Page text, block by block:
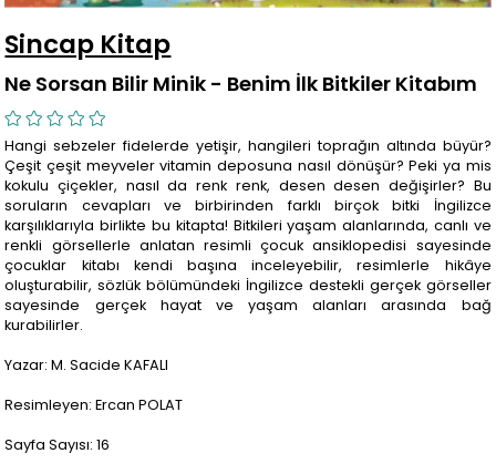
Sincap Kitap
Ne Sorsan Bilir Minik - Benim İlk Bitkiler Kitabım
Hangi sebzeler fidelerde yetişir, hangileri toprağın altında büyür?
Çeşit çeşit meyveler vitamin deposuna nasıl dönüşür? Peki ya mis
kokulu çiçekler, nasıl da renk renk, desen desen değişirler? Bu
soruların cevapları ve birbirinden farklı birçok bitki İngilizce
karşılıklarıyla birlikte bu kitapta! Bitkileri yaşam alanlarında, canlı ve
renkli görsellerle anlatan resimli çocuk ansiklopedisi sayesinde
çocuklar kitabı kendi başına inceleyebilir, resimlerle hikâye
oluşturabilir, sözlük bölümündeki İngilizce destekli gerçek görseller
sayesinde gerçek hayat ve yaşam alanları arasında bağ
kurabilirler.
Yazar: M. Sacide KAFALI
Resimleyen: Ercan POLAT
Sayfa Sayısı: 16